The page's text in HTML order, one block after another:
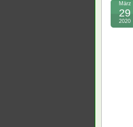
März
29
2020